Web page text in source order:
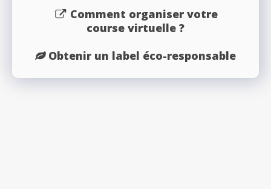
Comment organiser votre
course virtuelle ?
Obtenir un label éco-responsable